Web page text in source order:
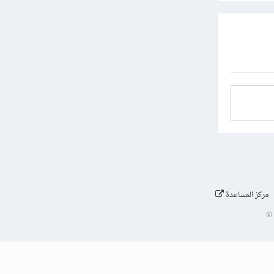
مركز المساعدة
©